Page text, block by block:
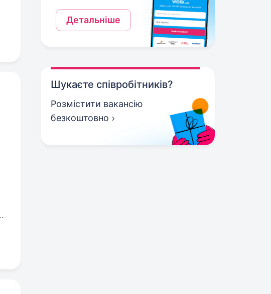
Детальніше
Шукаєте співробітників?
Розмістити вакансію
безкоштовно